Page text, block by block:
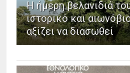
Η ήμερη βελανιδιά
ιστορικό και
αξίζει να διασωθεί